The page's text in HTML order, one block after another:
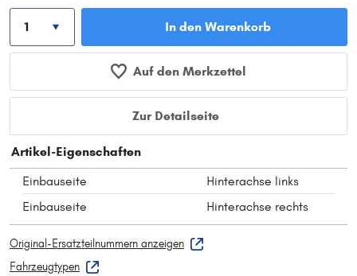
In den Warenkorb
Auf den Merkzettel
Zur Detailseite
Artikel-Eigenschaften
Einbauseite
Hinterachse links
Einbauseite
Hinterachse rechts
Original-Ersatzteilnummern anzeigen
Fahrzeugtypen